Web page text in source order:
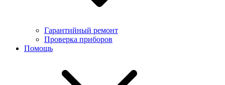
Гарантийный ремонт
Проверка приборов
Помощь